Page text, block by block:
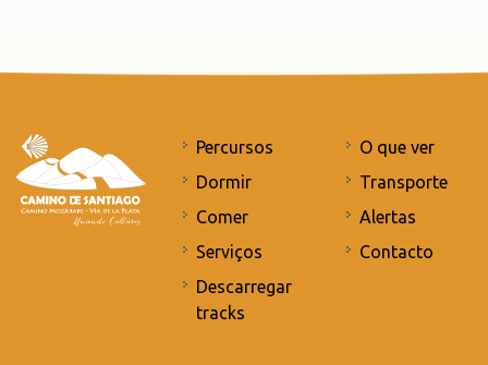
Percursos
Dormir
Comer
Serviços
Descarregar
tracks
O que ver
Transporte
Alertas
Contacto